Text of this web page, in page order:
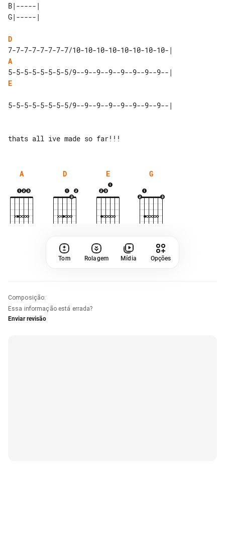
B|-----|
D
A
E
5-5-5-5-5-5-5-5/9--9--9--9--9--9--9--9--|
A D E G
Tom Rolagem Mídia Opções
Composição:
Essa informação está errada?
Enviar revisão